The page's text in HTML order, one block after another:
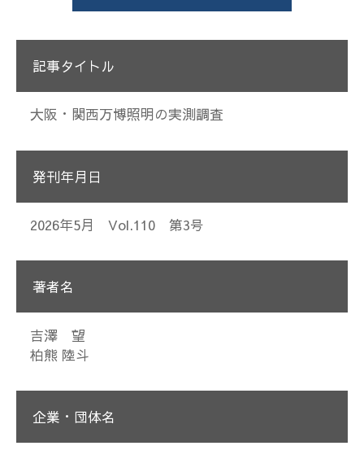
記事タイトル
大阪・関西万博照明の実測調査
発刊年月日
2026年5月 Vol.110 第3号
著者名
吉澤 望
柏熊 陸斗
企業・団体名